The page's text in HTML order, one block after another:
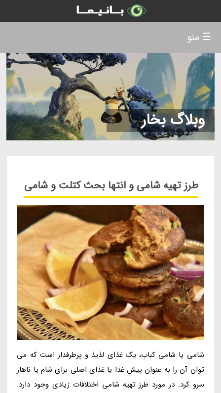
وبلاگ بخار
طرز تهیه شامی و انتها بحث کتلت و شامی
شامی یا شامی کباب، یک غذای لذیذ و پرطرفدار است که می
توان آن را به عنوان پیش غذا یا غذای اصلی برای شام یا ناهار
سرو کرد. در مورد طرز تهیه شامی اختلافات زیادی وجود دارد.
☰ منو